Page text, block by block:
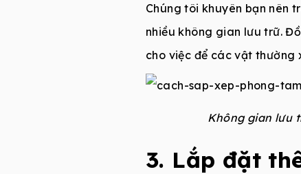
Chúng tôi khuyên bạn nên
nhiều không gian lưu trữ.
cho việc để các vật thường
Không gian lưu
3. Lắp đặt